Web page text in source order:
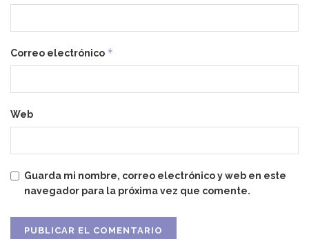
Correo electrónico *
Web
Guarda mi nombre, correo electrónico y web en este
navegador para la próxima vez que comente.